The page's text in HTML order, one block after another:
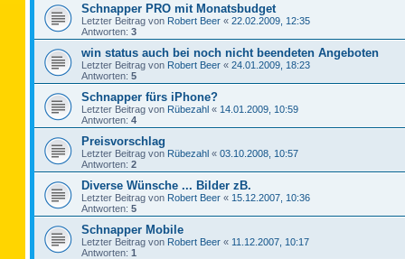
Schnapper PRO mit Monatsbudget
Letzter Beitrag von Robert Beer « 22.02.2009, 12:35
Antworten: 3
win status auch bei noch nicht beendeten Angeboten
Letzter Beitrag von Robert Beer « 24.01.2009, 18:23
Antworten: 5
Schnapper fürs iPhone?
Letzter Beitrag von Rübezahl « 14.01.2009, 10:59
Antworten: 4
Preisvorschlag
Letzter Beitrag von Rübezahl « 03.10.2008, 10:57
Antworten: 2
Diverse Wünsche ... Bilder zB.
Letzter Beitrag von Robert Beer « 15.12.2007, 10:36
Antworten: 5
Schnapper Mobile
Letzter Beitrag von Robert Beer « 11.12.2007, 10:17
Antworten: 1